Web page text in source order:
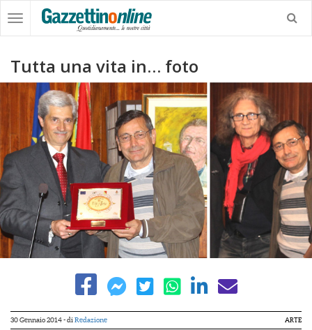
Tutta una vita in… foto
30 Gennaio 2014- di Redazione ARTE